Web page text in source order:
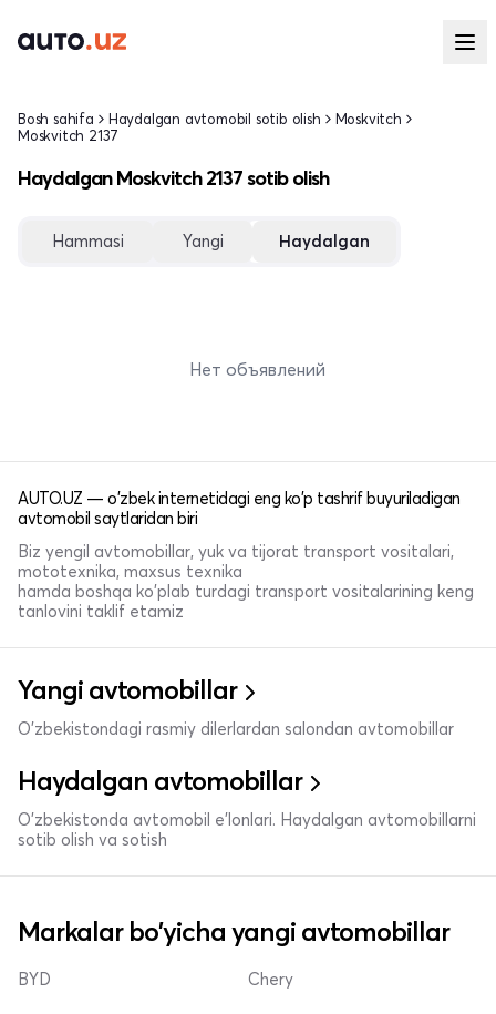
Bosh sahifa Haydalgan avtomobil sotib olish
Moskvitch
Moskvitch 2137
Haydalgan Moskvitch 2137 sotib olish
Hammasi Yangi Haydalgan
Нет объявлений
AUTO.UZ — o'zbek internetidagi eng ko'p tashrif buyuriladigan
avtomobil saytlaridan biri
Biz yengil avtomobillar, yuk va tijorat transport vositalari,
mototexnika, maxsus texnika
hamda boshqa ko'plab turdagi transport vositalarining keng
tanlovini taklif etamiz
Yangi avtomobillar
O'zbekistondagi rasmiy dilerlardan salondan avtomobillar
Haydalgan avtomobillar
O'zbekistonda avtomobil e’lonlari. Haydalgan avtomobillarni
sotib olish va sotish
Markalar bo'yicha yangi avtomobillar
BYD Chery